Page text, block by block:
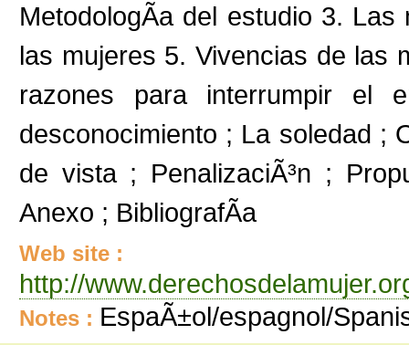
MetodologÃ­a del estudio 3.
las mujeres 5. Vivencias de las
razones para interrumpir
desconocimiento ; La soledad ;
de vista ; PenalizaciÃ³n ;
Anexo ; BibliografÃ­a
Web site :
http://
Notes : EspaÃ±ol/espagnol/